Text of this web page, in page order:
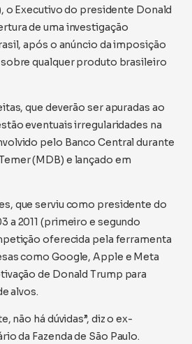
o Executivo do presidente Donald
de uma investigação
após o anúncio da imposição
qualquer produto brasileiro
que deverão ser apuradas ao
eventuais irregularidades na
pelo Banco Central durante
(MDB) e lançado em
que serviu como presidente do
a 2011 (primeiro e segundo
oferecida pela ferramenta
como Google, Apple e Meta
de Donald Trump para
alvos.
não há dúvidas”, diz o ex-
da Fazenda de São Paulo.